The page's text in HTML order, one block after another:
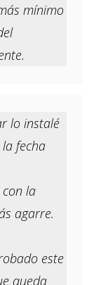
mínimo
lo instalé
fecha
la
agarre.
este
queda